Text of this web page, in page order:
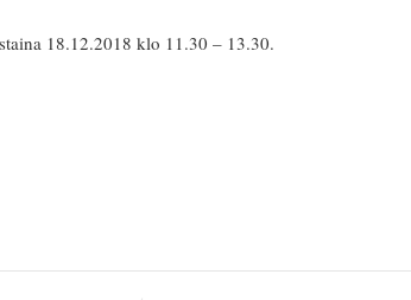
18.12.2018 klo 11.30 – 13.30.